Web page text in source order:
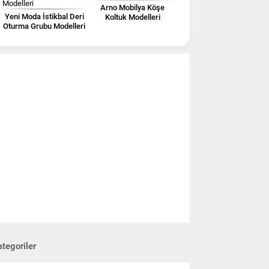
Yeni Moda İstikbal Deri
Oturma Grubu Modelleri
Arno Mobilya Köşe
Koltuk Modelleri